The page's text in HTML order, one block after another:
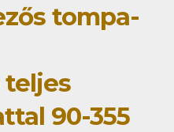
tompa-
90-355